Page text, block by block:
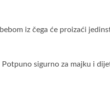
iz čega će proizaći
sigurno za majku i